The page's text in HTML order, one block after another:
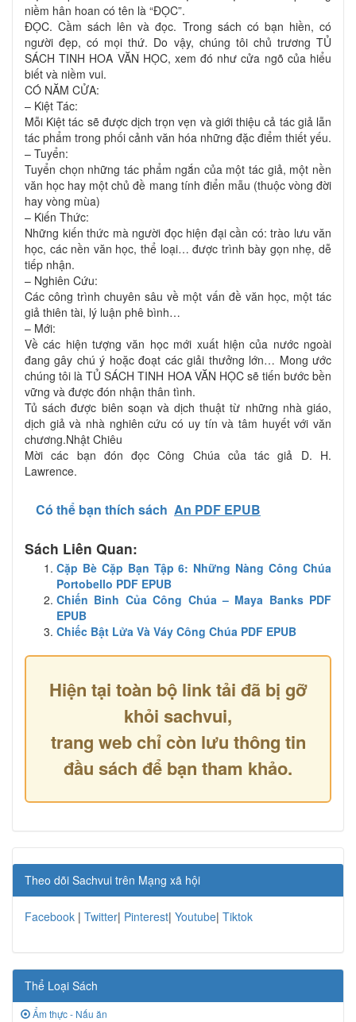
niềm hân hoan có tên là “ĐỌC”.
ĐỌC. Cầm sách lên và đọc. Trong sách có bạn hiền, có
người đẹp, có mọi thứ. Do vậy, chúng tôi chủ trương TỦ
SÁCH TINH HOA VĂN HỌC, xem đó như cửa ngõ của hiểu
biết và niềm vui.
CÓ NĂM CỬA:
– Kiệt Tác:
Mỗi Kiệt tác sẽ được dịch trọn vẹn và giới thiệu cả tác giả lẫn
tác phẩm trong phối cảnh văn hóa những đặc điểm thiết yếu.
– Tuyển:
Tuyển chọn những tác phẩm ngắn của một tác giả, một nền
văn học hay một chủ đề mang tính điển mẫu (thuộc vòng đời
hay vòng mùa)
– Kiến Thức:
Những kiến thức mà người đọc hiện đại cần có: trào lưu văn
học, các nền văn học, thể loại… được trình bày gọn nhẹ, dễ
tiếp nhận.
– Nghiên Cứu:
Các công trình chuyên sâu về một vấn đề văn học, một tác
giả thiên tài, lý luận phê bình…
– Mới:
Về các hiện tượng văn học mới xuất hiện của nước ngoài
đang gây chú ý hoặc đoạt các giải thưởng lớn… Mong ước
chúng tôi là TỦ SÁCH TINH HOA VĂN HỌC sẽ tiến bước bền
vững và được đón nhận thân tình.
Tủ sách được biên soạn và dịch thuật từ những nhà giáo,
dịch giả và nhà nghiên cứu có uy tín và tâm huyết với văn
chương.Nhật Chiêu
Mời các bạn đón đọc Công Chúa của tác giả D. H.
Lawrence.
Có thể bạn thích sách An PDF EPUB
Sách Liên Quan:
Cặp Bè Cặp Bạn Tập 6: Những Nàng Công Chúa
Portobello PDF EPUB
Chiến Binh Của Công Chúa – Maya Banks PDF
EPUB
Chiếc Bật Lửa Và Váy Công Chúa PDF EPUB
Hiện tại toàn bộ link tải đã bị gỡ
khỏi sachvui,
trang web chỉ còn lưu thông tin
đầu sách để bạn tham khảo.
Theo dõi Sachvui trên Mạng xã hội
Facebook | Twitter| Pinterest| Youtube| Tiktok
Thể Loại Sách
Ẩm thực - Nấu ăn